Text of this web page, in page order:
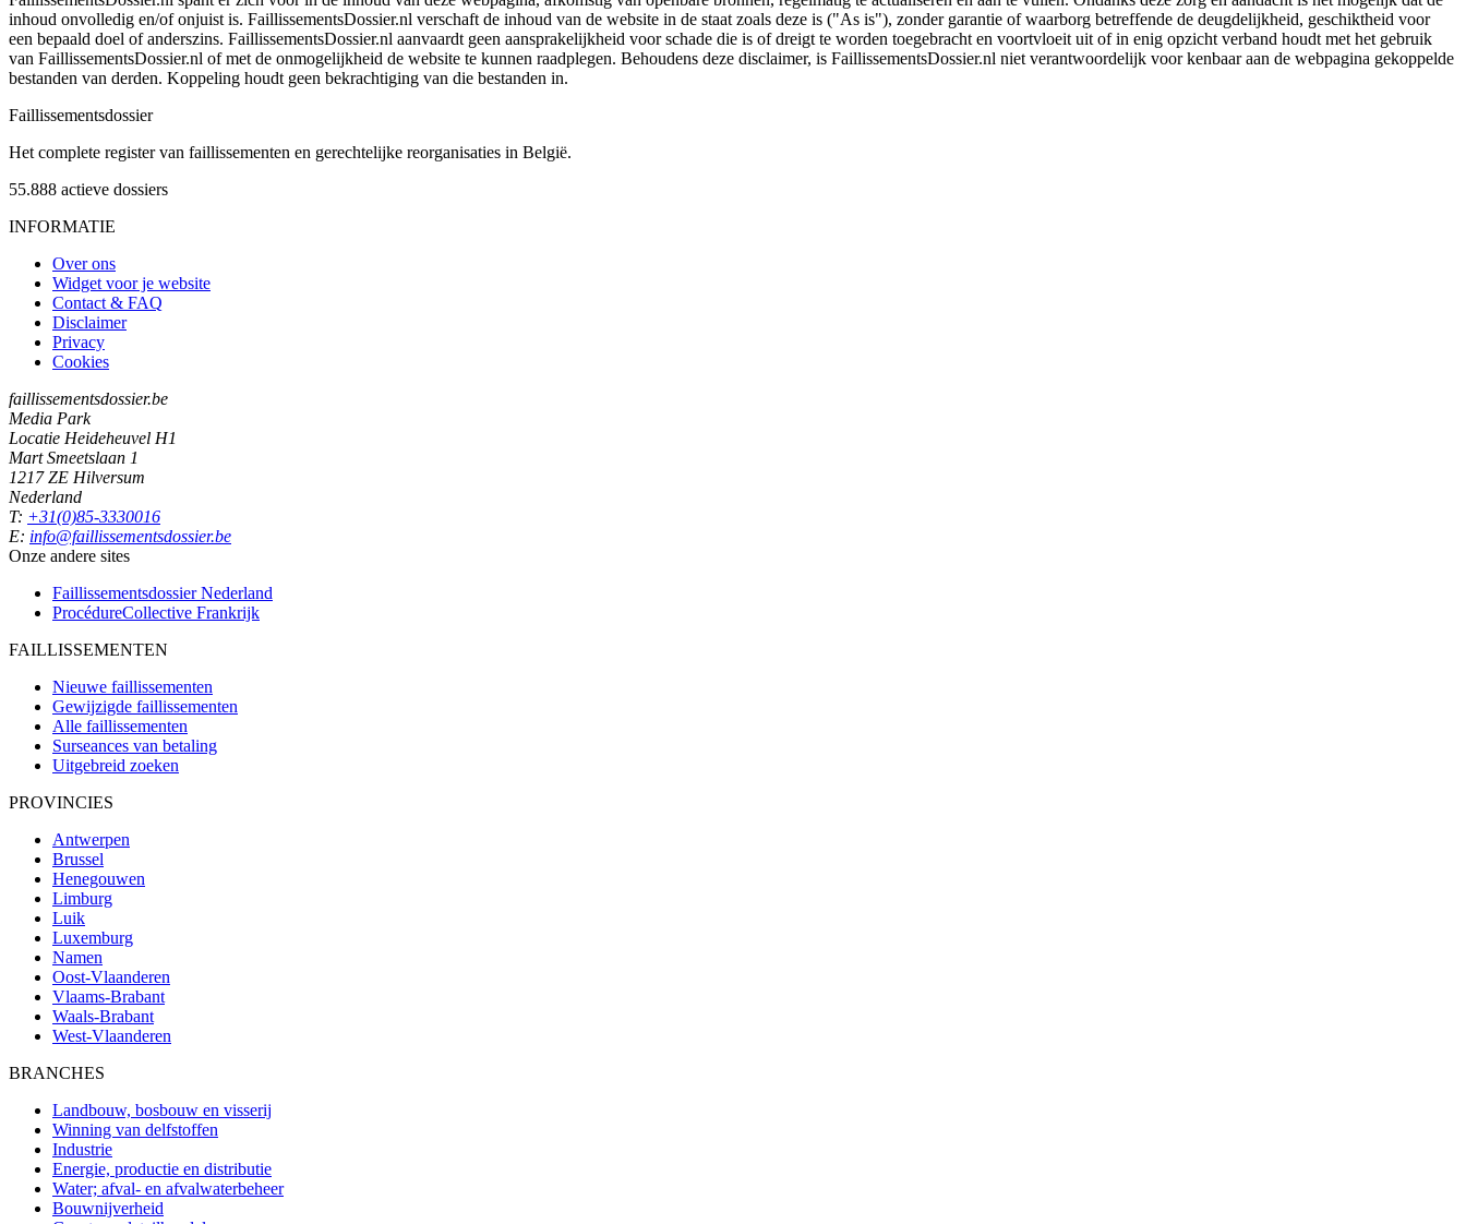
inhoud onvolledig en/of onjuist is. FaillissementsDossier.nl verschaft de inhoud van de website in de staat zoals deze is ("As is"), zonder garantie of waarborg betreffende de deugdelijkheid, geschiktheid voor
een bepaald doel of anderszins. FaillissementsDossier.nl aanvaardt geen aansprakelijkheid voor schade die is of dreigt te worden toegebracht en voortvloeit uit of in enig opzicht verband houdt met het gebruik
van FaillissementsDossier.nl of met de onmogelijkheid de website te kunnen raadplegen. Behoudens deze disclaimer, is FaillissementsDossier.nl niet verantwoordelijk voor kenbaar aan de webpagina gekoppelde
bestanden van derden. Koppeling houdt geen bekrachtiging van die bestanden in.
Faillissementsdossier
Het complete register van faillissementen en gerechtelijke reorganisaties in België.
55.888 actieve dossiers
INFORMATIE
Over ons
Widget voor je website
Contact & FAQ
Disclaimer
Privacy
Cookies
faillissementsdossier.be
Media Park
Locatie Heideheuvel H1
Mart Smeetslaan 1
1217 ZE Hilversum
Nederland
T: +31(0)85-3330016
E: info@faillissementsdossier.be
Onze andere sites
Faillissementsdossier Nederland
ProcédureCollective Frankrijk
FAILLISSEMENTEN
Nieuwe faillissementen
Gewijzigde faillissementen
Alle faillissementen
Surseances van betaling
Uitgebreid zoeken
PROVINCIES
Antwerpen
Brussel
Henegouwen
Limburg
Luik
Luxemburg
Namen
Oost-Vlaanderen
Vlaams-Brabant
Waals-Brabant
West-Vlaanderen
BRANCHES
Landbouw, bosbouw en visserij
Winning van delfstoffen
Industrie
Energie, productie en distributie
Water; afval- en afvalwaterbeheer
Bouwnijverheid